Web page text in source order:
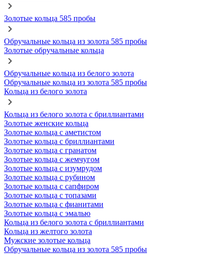
Золотые кольца 585 пробы
Обручальные кольца из золота 585 пробы
Золотые обручальные кольца
Обручальные кольца из белого золота
Обручальные кольца из золота 585 пробы
Кольца из белого золота
Кольца из белого золота с бриллиантами
Золотые женские кольца
Золотые кольца с аметистом
Золотые кольца с бриллиантами
Золотые кольца с гранатом
Золотые кольца с жемчугом
Золотые кольца с изумрудом
Золотые кольца с рубином
Золотые кольца с сапфиром
Золотые кольца с топазами
Золотые кольца с фианитами
Золотые кольца с эмалью
Кольца из белого золота с бриллиантами
Кольца из желтого золота
Мужские золотые кольца
Обручальные кольца из золота 585 пробы